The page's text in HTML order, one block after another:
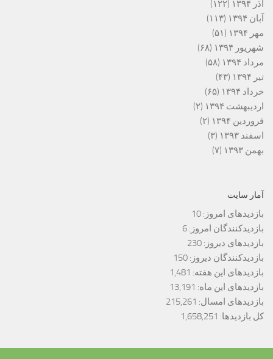
آذر ۱۳۹۴
(۱۲۲)
آبان ۱۳۹۴
(۱۱۳)
مهر ۱۳۹۴
(۵۱)
شهریور ۱۳۹۴
(۶۸)
مرداد ۱۳۹۴
(۵۸)
تیر ۱۳۹۴
(۴۳)
خرداد ۱۳۹۴
(۶۵)
اردیبهشت ۱۳۹۴
(۲)
فروردین ۱۳۹۴
(۲)
اسفند ۱۳۹۳
(۳)
بهمن ۱۳۹۳
(۷)
آمار سایت
بازدیدهای امروز: 10
بازدیدکنندگان امروز: 6
بازدیدهای دیروز: 230
بازدیدکنندگان دیروز: 150
بازدیدهای این هفته: 1,481
بازدیدهای این ماه: 13,191
بازدیدهای امسال: 215,261
کل بازدیدها: 1,658,251